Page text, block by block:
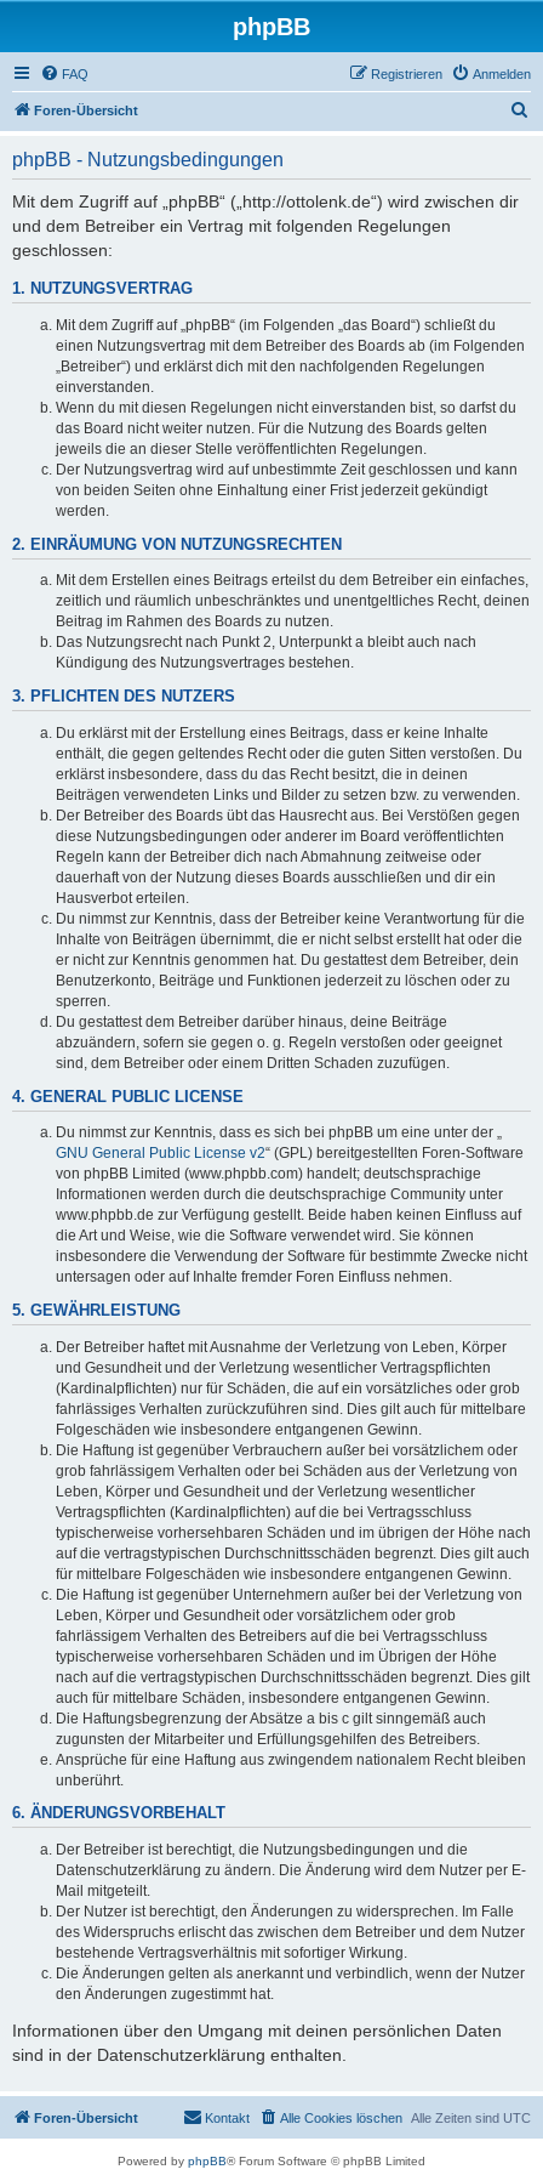
phpBB
FAQ Anmelden
Registrieren
Foren-Übersicht
phpBB - Nutzungsbedingungen
Mit dem Zugriff auf „phpBB“ („http://ottolenk.de“) wird zwischen dir
und dem Betreiber ein Vertrag mit folgenden Regelungen
geschlossen:
1. NUTZUNGSVERTRAG
Mit dem Zugriff auf „phpBB“ (im Folgenden „das Board“) schließt du
einen Nutzungsvertrag mit dem Betreiber des Boards ab (im Folgenden
„Betreiber“) und erklärst dich mit den nachfolgenden Regelungen
einverstanden.
Wenn du mit diesen Regelungen nicht einverstanden bist, so darfst du
das Board nicht weiter nutzen. Für die Nutzung des Boards gelten
jeweils die an dieser Stelle veröffentlichten Regelungen.
Der Nutzungsvertrag wird auf unbestimmte Zeit geschlossen und kann
von beiden Seiten ohne Einhaltung einer Frist jederzeit gekündigt
werden.
2. EINRÄUMUNG VON NUTZUNGSRECHTEN
Mit dem Erstellen eines Beitrags erteilst du dem Betreiber ein einfaches,
zeitlich und räumlich unbeschränktes und unentgeltliches Recht, deinen
Beitrag im Rahmen des Boards zu nutzen.
Das Nutzungsrecht nach Punkt 2, Unterpunkt a bleibt auch nach
Kündigung des Nutzungsvertrages bestehen.
3. PFLICHTEN DES NUTZERS
Du erklärst mit der Erstellung eines Beitrags, dass er keine Inhalte
enthält, die gegen geltendes Recht oder die guten Sitten verstoßen. Du
erklärst insbesondere, dass du das Recht besitzt, die in deinen
Beiträgen verwendeten Links und Bilder zu setzen bzw. zu verwenden.
Der Betreiber des Boards übt das Hausrecht aus. Bei Verstößen gegen
diese Nutzungsbedingungen oder anderer im Board veröffentlichten
Regeln kann der Betreiber dich nach Abmahnung zeitweise oder
dauerhaft von der Nutzung dieses Boards ausschließen und dir ein
Hausverbot erteilen.
Du nimmst zur Kenntnis, dass der Betreiber keine Verantwortung für die
Inhalte von Beiträgen übernimmt, die er nicht selbst erstellt hat oder die
er nicht zur Kenntnis genommen hat. Du gestattest dem Betreiber, dein
Benutzerkonto, Beiträge und Funktionen jederzeit zu löschen oder zu
sperren.
Du gestattest dem Betreiber darüber hinaus, deine Beiträge
abzuändern, sofern sie gegen o. g. Regeln verstoßen oder geeignet
sind, dem Betreiber oder einem Dritten Schaden zuzufügen.
4. GENERAL PUBLIC LICENSE
Du nimmst zur Kenntnis, dass es sich bei phpBB um eine unter der „
GNU General Public License v2“ (GPL) bereitgestellten Foren-Software
von phpBB Limited (www.phpbb.com) handelt; deutschsprachige
Informationen werden durch die deutschsprachige Community unter
www.phpbb.de zur Verfügung gestellt. Beide haben keinen Einfluss auf
die Art und Weise, wie die Software verwendet wird. Sie können
insbesondere die Verwendung der Software für bestimmte Zwecke nicht
untersagen oder auf Inhalte fremder Foren Einfluss nehmen.
5. GEWÄHRLEISTUNG
Der Betreiber haftet mit Ausnahme der Verletzung von Leben, Körper
und Gesundheit und der Verletzung wesentlicher Vertragspflichten
(Kardinalpflichten) nur für Schäden, die auf ein vorsätzliches oder grob
fahrlässiges Verhalten zurückzuführen sind. Dies gilt auch für mittelbare
Folgeschäden wie insbesondere entgangenen Gewinn.
Die Haftung ist gegenüber Verbrauchern außer bei vorsätzlichem oder
grob fahrlässigem Verhalten oder bei Schäden aus der Verletzung von
Leben, Körper und Gesundheit und der Verletzung wesentlicher
Vertragspflichten (Kardinalpflichten) auf die bei Vertragsschluss
typischerweise vorhersehbaren Schäden und im übrigen der Höhe nach
auf die vertragstypischen Durchschnittsschäden begrenzt. Dies gilt auch
für mittelbare Folgeschäden wie insbesondere entgangenen Gewinn.
Die Haftung ist gegenüber Unternehmern außer bei der Verletzung von
Leben, Körper und Gesundheit oder vorsätzlichem oder grob
fahrlässigem Verhalten des Betreibers auf die bei Vertragsschluss
typischerweise vorhersehbaren Schäden und im Übrigen der Höhe
nach auf die vertragstypischen Durchschnittsschäden begrenzt. Dies gilt
auch für mittelbare Schäden, insbesondere entgangenen Gewinn.
Die Haftungsbegrenzung der Absätze a bis c gilt sinngemäß auch
zugunsten der Mitarbeiter und Erfüllungsgehilfen des Betreibers.
Ansprüche für eine Haftung aus zwingendem nationalem Recht bleiben
unberührt.
6. ÄNDERUNGSVORBEHALT
Der Betreiber ist berechtigt, die Nutzungsbedingungen und die
Datenschutzerklärung zu ändern. Die Änderung wird dem Nutzer per E-
Mail mitgeteilt.
Der Nutzer ist berechtigt, den Änderungen zu widersprechen. Im Falle
des Widerspruchs erlischt das zwischen dem Betreiber und dem Nutzer
bestehende Vertragsverhältnis mit sofortiger Wirkung.
Die Änderungen gelten als anerkannt und verbindlich, wenn der Nutzer
den Änderungen zugestimmt hat.
Informationen über den Umgang mit deinen persönlichen Daten
sind in der Datenschutzerklärung enthalten.
Foren-Übersicht Alle Zeiten sind UTC
Alle Cookies löschen
Kontakt
Powered by phpBB® Forum Software © phpBB Limited